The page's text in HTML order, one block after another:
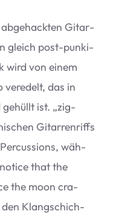
abge­hack­ten Gitar­
gleich post-pun­ki­
wird von einem
ver­edelt, das in
ist. „zig-
Gitar­ren­riffs
wäh­
that the
the moon cra­
den Klang­schich­